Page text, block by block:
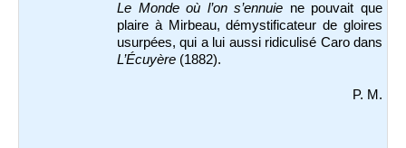
Le Monde où l’on s’ennuie ne pouvait que
plaire à Mirbeau, démystificateur de gloires
usurpées, qui a lui aussi ridiculisé Caro dans
L’Écuyère (1882).
P. M.